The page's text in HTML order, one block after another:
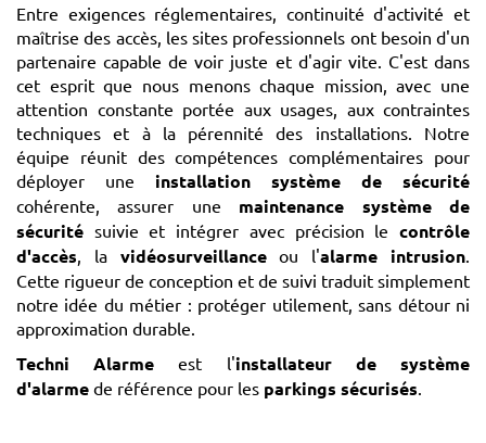
Entre exigences réglementaires, continuité d'activité et
maîtrise des accès, les sites professionnels ont besoin d'un
partenaire capable de voir juste et d'agir vite. C'est dans
cet esprit que nous menons chaque mission, avec une
attention constante portée aux usages, aux contraintes
techniques et à la pérennité des installations. Notre
équipe réunit des compétences complémentaires pour
déployer une installation système de sécurité
cohérente, assurer une maintenance système de
sécurité suivie et intégrer avec précision le contrôle
d'accès , la vidéosurveillanceou l'alarme intrusion
Cette rigueur de conception et de suivi traduit simplement
notre idée du métier : protéger utilement, sans détour ni
approximation durable.
Techni Alarme est l'installateur de système
d'alarme de référence pour les parkings sécurisés